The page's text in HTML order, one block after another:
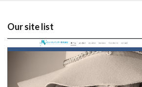
Our site list